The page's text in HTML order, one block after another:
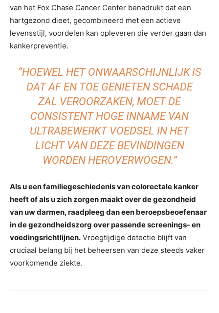
van het Fox Chase Cancer Center benadrukt dat een
hartgezond dieet, gecombineerd met een actieve
levensstijl, voordelen kan opleveren die verder gaan dan
kankerpreventie.
“HOEWEL HET ONWAARSCHIJNLIJK IS
DAT AF EN TOE GENIETEN SCHADE
ZAL VEROORZAKEN, MOET DE
CONSISTENT HOGE INNAME VAN
ULTRABEWERKT VOEDSEL IN HET
LICHT VAN DEZE BEVINDINGEN
WORDEN HEROVERWOGEN.”
Als u een familiegeschiedenis van colorectale kanker
heeft of als u zich zorgen maakt over de gezondheid
van uw darmen, raadpleeg dan een beroepsbeoefenaar
in de gezondheidszorg over passende screenings- en
voedingsrichtlijnen. Vroegtijdige detectie blijft van
cruciaal belang bij het beheersen van deze steeds vaker
voorkomende ziekte.